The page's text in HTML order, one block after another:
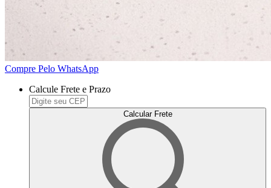
Compre Pelo WhatsApp
Calcule Frete e Prazo
Calcular Frete